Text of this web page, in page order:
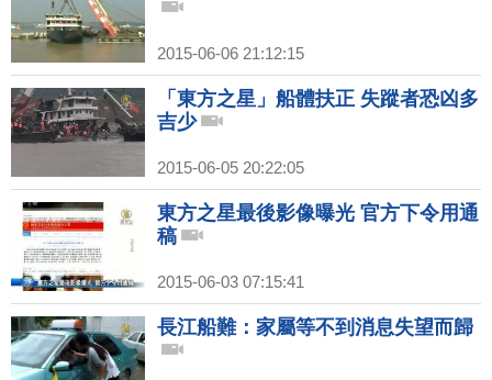
2015-06-06 21:12:15
「東方之星」船體扶正 失蹤者恐凶多
吉少
2015-06-05 20:22:05
東方之星最後影像曝光 官方下令用通
稿
2015-06-03 07:15:41
長江船難：家屬等不到消息失望而歸